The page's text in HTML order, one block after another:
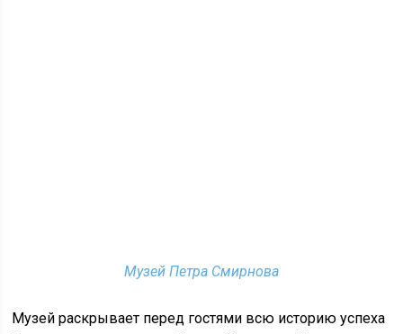
Музей Петра Смирнова
Музей раскрывает перед гостями всю историю успеха